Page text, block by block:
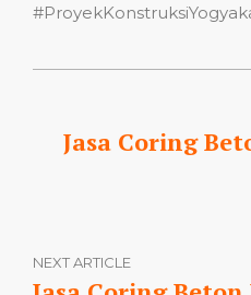
Jasa Coring
NEXT ARTICLE